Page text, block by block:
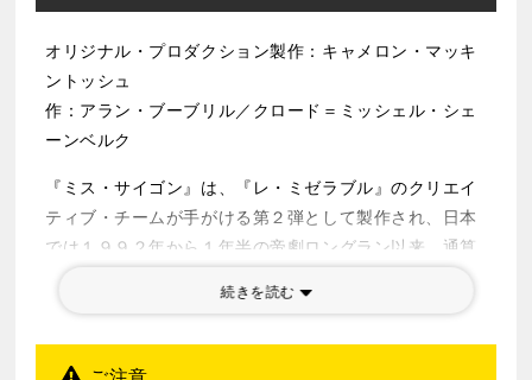
続きを読む
オリジナル・プロダクション製作：キャメロン・マッキ
ントッシュ
作：アラン・ブーブリル／クロード＝ミッシェル・シェ
ーンベルク
『ミス・サイゴン』は、『レ・ミゼラブル』のクリエイ
ティブ・チームが手がける第２弾として製作され、日本
では１９９２年から１年半の帝劇ロングラン以来、通算
舞台は、ベトナム戦争末期のサイゴン。エンジニアの経
と米兵クリスの二人の愛、別離、運命的な再会。そし